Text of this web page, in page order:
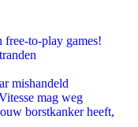
free-to-play games!
mishandeld
mag weg
borstkanker heeft,